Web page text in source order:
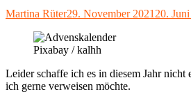
Autor
Martina RüterVeröffentlicht
29. November 2021 20.
Pixabay / kalhh
Leider schaffe ich es in diesem Jahr
ich gerne verweisen möchte.